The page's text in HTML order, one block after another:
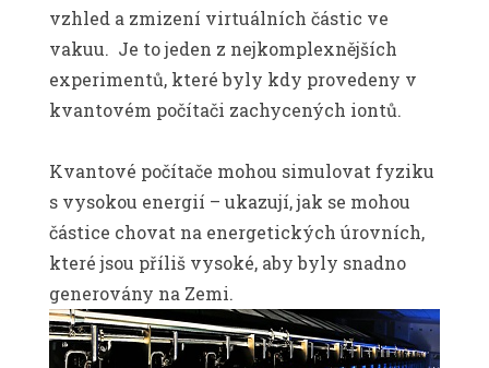
vzhled a zmizení virtuálních částic ve
vakuu. Je to jeden z nejkomplexnějších
experimentů, které byly kdy provedeny v
kvantovém počítači zachycených iontů.
Kvantové počítače mohou simulovat fyziku
s vysokou energií – ukazují, jak se mohou
částice chovat na energetických úrovních,
které jsou příliš vysoké, aby byly snadno
generovány na Zemi.